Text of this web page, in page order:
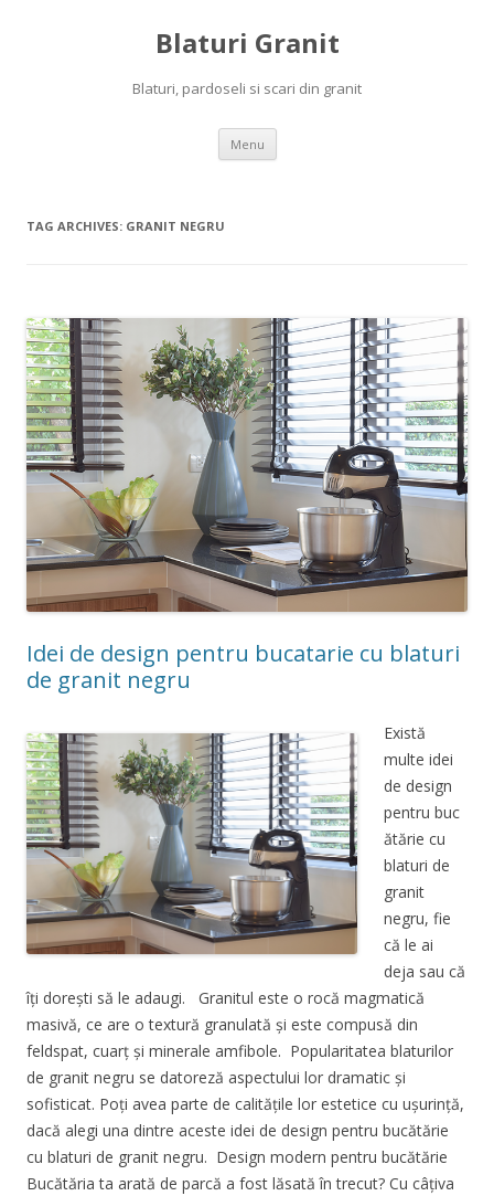
Blaturi Granit
Blaturi, pardoseli si scari din granit
Menu Skip to content
TAG ARCHIVES: GRANIT NEGRU
Idei de design pentru bucatarie cu blaturi
de granit negru
Există
multe idei
de design
pentru buc
ătărie cu
blaturi de
granit
negru, fie
că le ai
deja sau că
îți dorești să le adaugi. Granitul este o rocă magmatică
masivă, ce are o textură granulată și este compusă din
feldspat, cuarț și minerale amfibole. Popularitatea blaturilor
de granit negru se datoreză aspectului lor dramatic și
sofisticat. Poți avea parte de calitățile lor estetice cu ușurință,
dacă alegi una dintre aceste idei de design pentru bucătărie
cu blaturi de granit negru. Design modern pentru bucătărie
Bucătăria ta arată de parcă a fost lăsată în trecut? Cu câțiva